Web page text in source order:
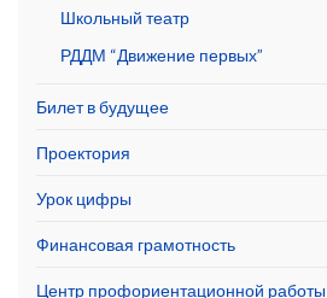
Школьный театр
РДДМ “Движение первых”
Билет в будущее
Проектория
Урок цифры
Финансовая грамотность
Центр профориентационной работы